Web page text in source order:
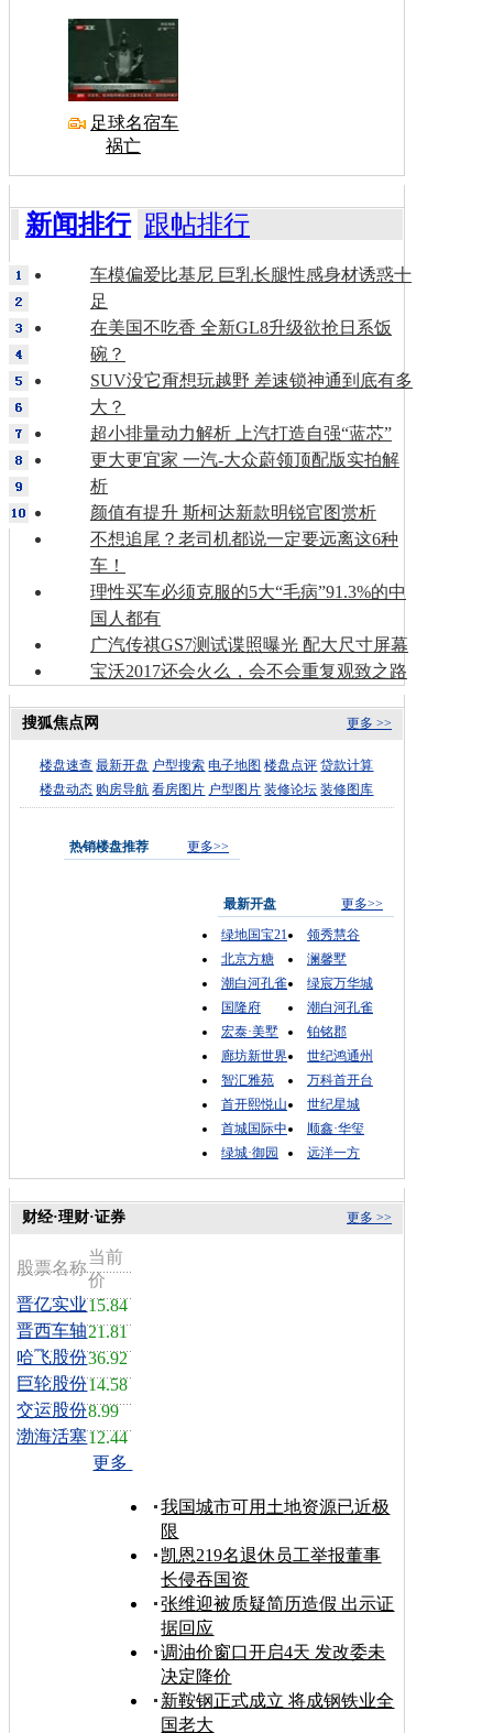
足球名宿车
祸亡
新闻排行 跟帖排行
车模偏爱比基尼 巨乳长腿性感身材诱惑十
足
在美国不吃香 全新GL8升级欲抢日系饭
碗？
SUV没它甭想玩越野 差速锁神通到底有多
大？
超小排量动力解析 上汽打造自强“蓝芯”
更大更宜家 一汽-大众蔚领顶配版实拍解
析
颜值有提升 斯柯达新款明锐官图赏析
不想追尾？老司机都说一定要远离这6种
车！
理性买车必须克服的5大“毛病”91.3%的中
国人都有
广汽传祺GS7测试谍照曝光 配大尺寸屏幕
宝沃2017还会火么，会不会重复观致之路
更多 >>
搜狐焦点网
楼盘速查 最新开盘 户型搜索 电子地图 楼盘点评 贷款计算
楼盘动态 购房导航 看房图片 户型图片 装修论坛 装修图库
热销楼盘推荐 更多>>
最新开盘
更多>>
绿地国宝21
领秀慧谷
北京方糖
澜馨墅
潮白河孔雀
绿宸万华城
国隆府
潮白河孔雀
宏泰·美墅
铂铭郡
廊坊新世界
世纪鸿通州
智汇雅苑
万科首开台
首开熙悦山
世纪星城
首城国际中
顺鑫·华玺
绿城·御园
远洋一方
更多 >>
财经·理财·证券
股票名称
当前
价
晋亿实业15.84
晋西车轴21.81
哈飞股份36.92
巨轮股份14.58
交运股份8.99
渤海活塞12.44
更多
我国城市可用土地资源已近极
限
凯恩219名退休员工举报董事
长侵吞国资
张维迎被质疑简历造假 出示证
据回应
调油价窗口开启4天 发改委未
决定降价
新鞍钢正式成立 将成钢铁业全
国老大